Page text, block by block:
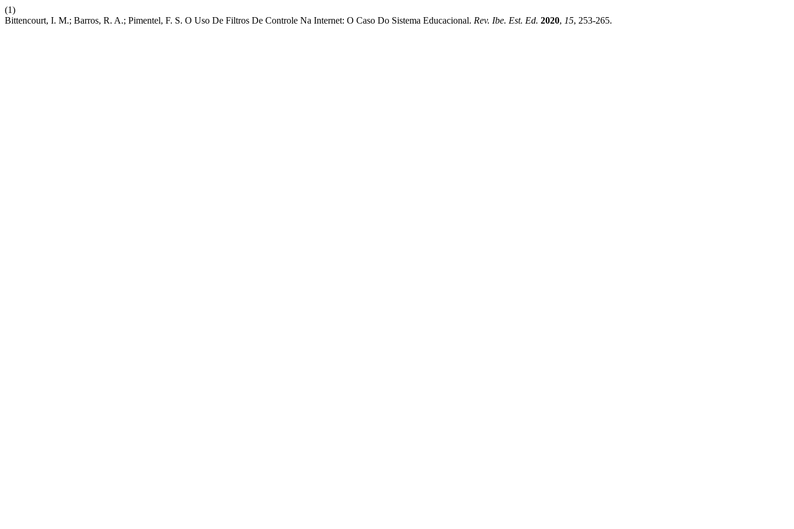
(1)
Bittencourt, I. M.; Barros, R. A.; Pimentel, F. S. O Uso De Filtros De Controle Na Internet: O Caso Do Sistema Educacional. Rev. Ibe. Est. Ed. 2020, 15, 253-265.